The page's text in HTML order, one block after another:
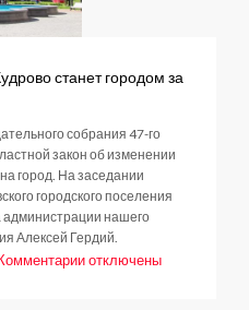
станет городом за
собрания 47-го
закон об изменении
город. На заседании
городского поселения
администрации нашего
Алексей Гердий.
котключены